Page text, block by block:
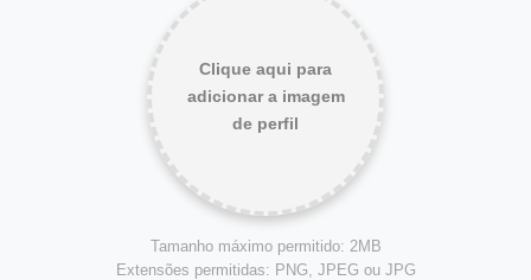
Clique aqui para
adicionar a imagem
de perfil
Tamanho máximo permitido: 2MB
Extensões permitidas: PNG, JPEG ou JPG